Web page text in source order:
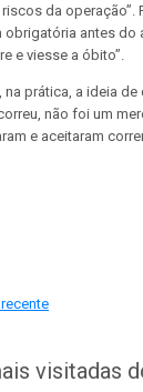
da operação”.
obrigatória antes
e viesse a óbito”.
na prática, a ideia
não foi um
e aceitaram
visitadas